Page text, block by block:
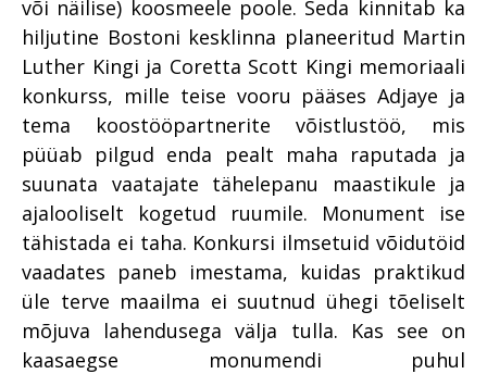
või näilise) koosmeele poole. Seda kinnitab ka
hiljutine Bostoni kesklinna planeeritud Martin
Luther Kingi ja Coretta Scott Kingi memoriaali
konkurss, mille teise vooru pääses Adjaye ja
tema koostööpartnerite võistlustöö, mis
püüab pilgud enda pealt maha raputada ja
suunata vaatajate tähelepanu maastikule ja
ajalooliselt kogetud ruumile. Monument ise
tähistada ei taha. Konkursi ilmsetuid võidutöid
vaadates paneb imestama, kuidas praktikud
üle terve maailma ei suutnud ühegi tõeliselt
mõjuva lahendusega välja tulla. Kas see on
kaasaegse monumendi puhul